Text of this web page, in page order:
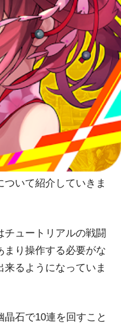
いて紹介していきま
チュートリアルの戦闘
まり操作する必要がな
来るようになっていま
石で10連を回すこと